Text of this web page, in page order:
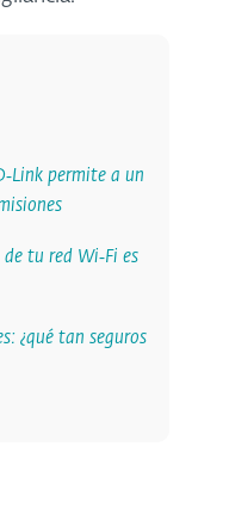
permite a un
tu red Wi‑Fi es
¿qué tan seguros